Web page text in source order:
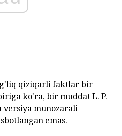
qiziqarli faktlar bir
ko'ra, bir muddat L. P.
versiya munozarali
emas.